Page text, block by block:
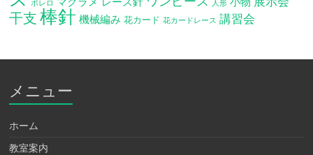
ボレロ 人形
干支 棒針 機械編み 花カード 花カードレース 講習会
メニュー
ホーム
教室案内